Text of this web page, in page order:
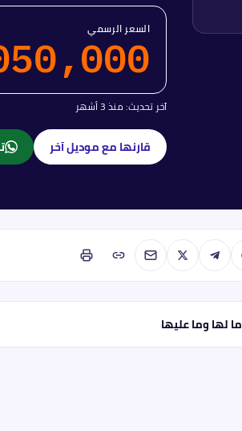
السعر الرسمي
آخر تحديث:منذ 3 أشهر
قارنها مع موديل آخر
ما لها وما عليها